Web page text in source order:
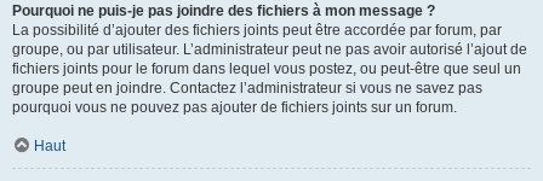
Pourquoi ne puis-je pas joindre des fichiers à mon message ?
La possibilité d’ajouter des fichiers joints peut être accordée par forum, par
groupe, ou par utilisateur. L’administrateur peut ne pas avoir autorisé l’ajout de
fichiers joints pour le forum dans lequel vous postez, ou peut-être que seul un
groupe peut en joindre. Contactez l’administrateur si vous ne savez pas
pourquoi vous ne pouvez pas ajouter de fichiers joints sur un forum.
Haut